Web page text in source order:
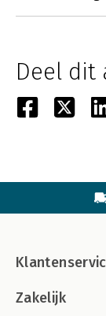
Deel dit
Zakelijk